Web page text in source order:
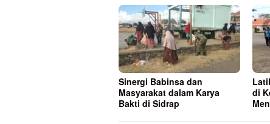
Sinergi Babinsa dan
Masyarakat dalam Karya
Bakti di Sidrap
di